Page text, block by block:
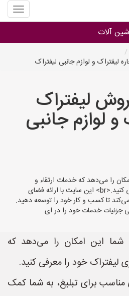
منوی
سایت
آلات
آلات
آلات
گروه ها
آلات
لیفتراک و لوازم جانبی لیفتراک
لیفتراک
و لوازم جانبی
را می‌دهد که خدمات ارتقاء و
بهینه‌سازی لیفتراک خود را معرفی کنید.<br> این سایت با ارائه فضای
تا کسب و کار خود را توسعه دهید.
شما این امکان را می‌دهد که
لیفتراک خود را معرفی کنید.
مناسب برای تبلیغ، به شما کمک